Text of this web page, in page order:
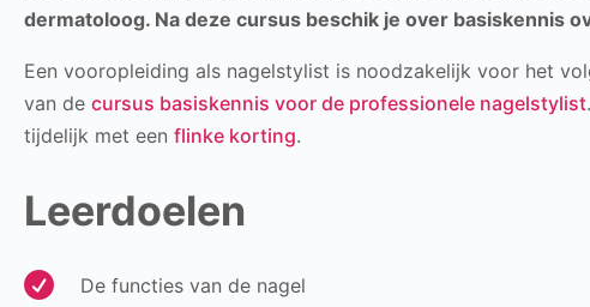
dermatoloog. Na deze cursus beschik je over basiskennis
Een vooropleiding als nagelstylist is noodzakelijk voor het
van de cursus basiskennis voor de professionele nagelstylist
tijdelijk met een flinke korting.
Leerdoelen
 De functies van de nagel